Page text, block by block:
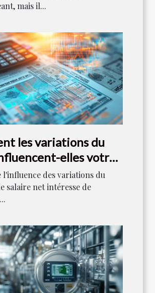
mais il...
les variations du
elles votre
?
l'influence des variations du
salaire net intéresse de